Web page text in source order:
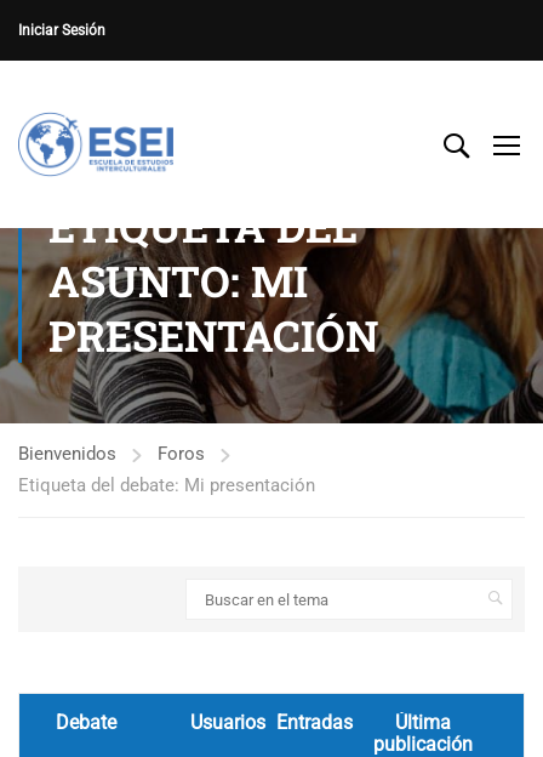
Iniciar Sesión
ETIQUETA DEL
ASUNTO: MI
PRESENTACIÓN
Bienvenidos
Foros
Etiqueta del debate: Mi presentación
Debate Usuarios Entradas
Última
publicación